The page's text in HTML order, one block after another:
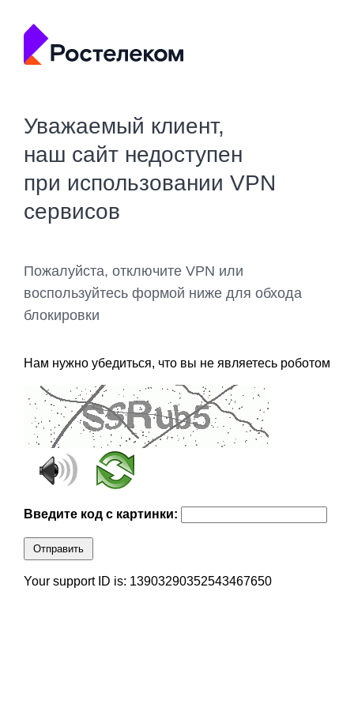
Уважаемый клиент,
наш сайт недоступен
при использовании VPN
сервисов
Пожалуйста, отключите VPN или
воспользуйтесь формой ниже для обхода
блокировки
Нам нужно убедиться, что вы не являетесь роботом
Введите код с картинки:
Отправить
Your support ID is: 13903290352543467650